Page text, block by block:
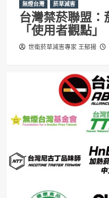
無煙台灣 菸草減害
台灣禁菸聯盟：
「使用者觀點」
世衛菸草減害專家 王郁揚